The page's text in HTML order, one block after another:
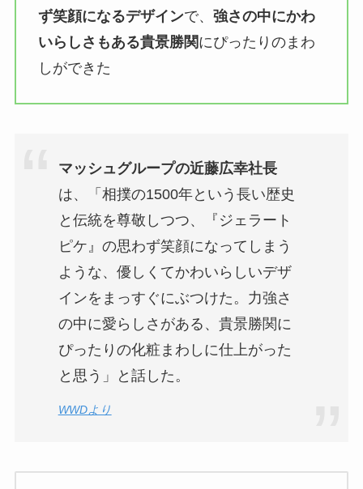
ず笑顔になるデザインで、 強さの中にかわ
いらしさもある貴景勝関にぴったりのまわ
しができた
マッシュグループの近藤広幸社長
は、「相撲の1500年という長い歴史
と伝統を尊敬しつつ、『ジェラート
ピケ』の思わず笑顔になってしまう
ような、優しくてかわいらしいデザ
インをまっすぐにぶつけた。力強さ
の中に愛らしさがある、貴景勝関に
ぴったりの化粧まわしに仕上がった
と思う」と話した。
WWDより